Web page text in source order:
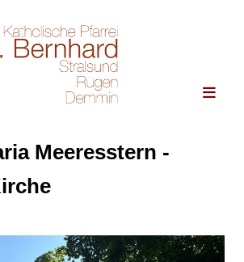
Meeresstern -